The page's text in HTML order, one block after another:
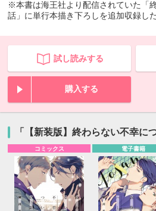
※本書は海王社より配信されていた「
話」に単行本描き下ろしを追加収録し
試し読みする
購入する
「【新装版】終わらない不幸に
コミックス 電子書籍